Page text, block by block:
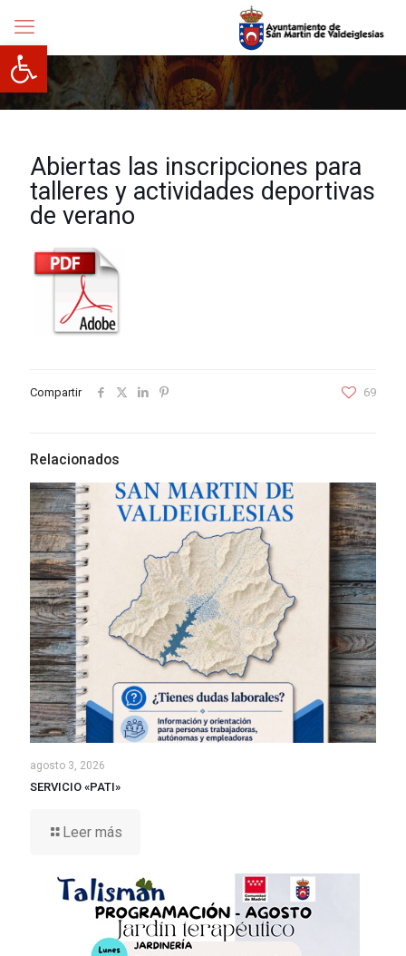
Abrir barra de herramientas
Abiertas las inscripciones para
talleres y actividades deportivas
de verano
Compartir 69
Relacionados
agosto 3, 2026
SERVICIO «PATI»
Leer más